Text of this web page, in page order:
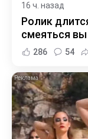
16 ч. назад
Ролик
смеяться
286 54